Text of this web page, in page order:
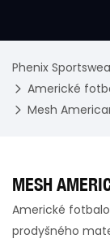
Phenix
Americké
Mesh
MESH
Americké
prodyšného